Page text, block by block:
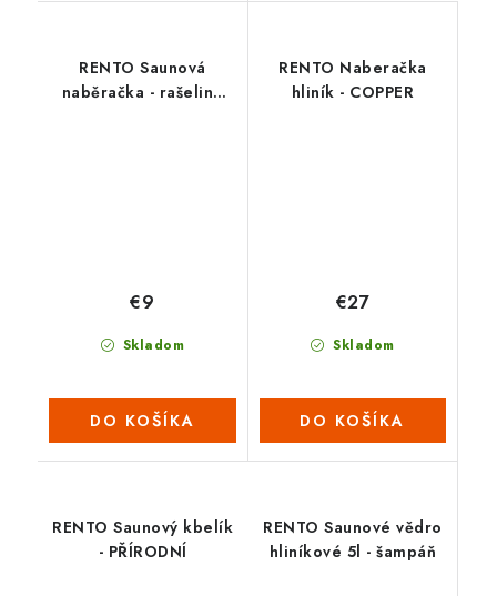
RENTO Saunová
naběračka - rašelina
Skladom
€9
DO KOŠÍKA
RENTO Naberačka
hliník - COPPER
Skladom
€27
DO KOŠÍKA
RENTO Saunový kbelík
- PŘÍRODNÍ
RENTO Saunové vědro
hliníkové 5l - šampáň